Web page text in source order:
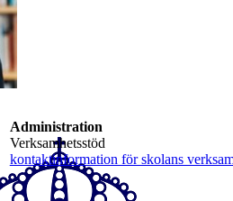
Administration
Verksamhetsstöd
kontaktinformation för skolans